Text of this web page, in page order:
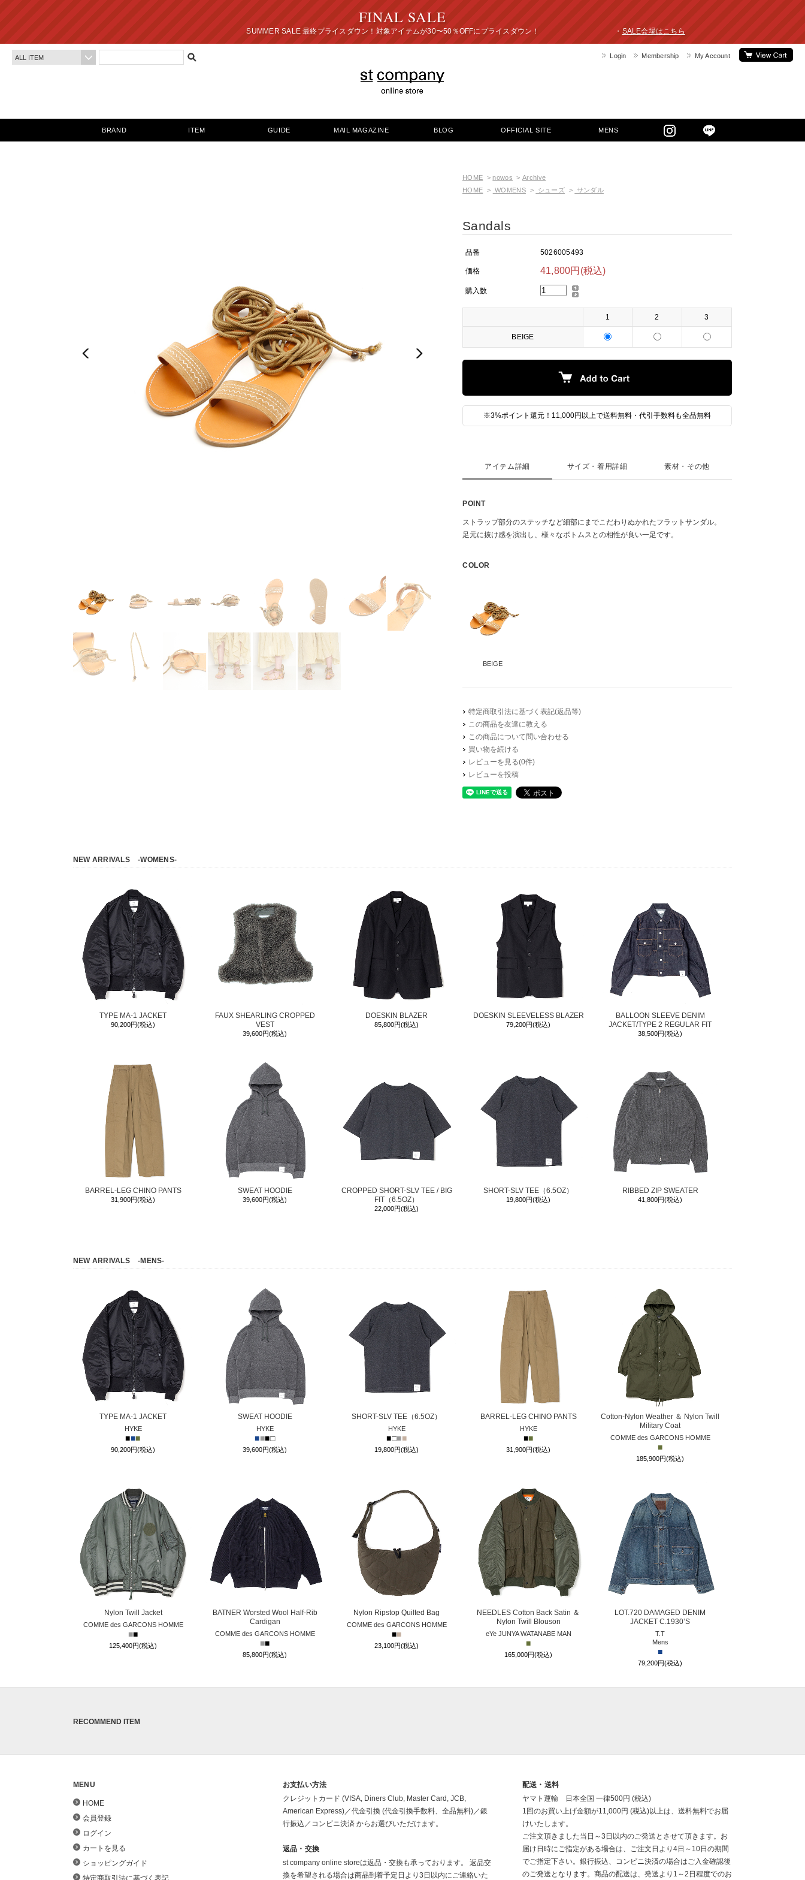
FINAL SALE
SUMMER SALE 最終プライスダウン！対象アイテムが30〜50％OFFにプライスダウン！ ・ SALE会場はこちら
My Account
Membership
Login
BRAND ITEM GUIDE MAIL MAGAZINE BLOG OFFICIAL SITE MENS
Previous Next
HOME >nowos > Archive
HOME > WOMENS> シューズ> サンダル
Sandals
品番 5026005493
価格 41,800円(税込)
購入数
1 2 3
BEIGE
※3%ポイント還元！11,000円以上で送料無料・代引手数料も全品無料
アイテム詳細
POINT
ストラップ部分のステッチなど細部にまでこだわりぬかれたフラットサンダル。
足元に抜け感を演出し、様々なボトムスとの相性が良い一足です。
COLOR
BEIGE
サイズ・着用詳細 素材・その他
特定商取引法に基づく表記(返品等)
この商品を友達に教える
この商品について問い合わせる
買い物を続ける
レビューを見る(0件)
レビューを投稿
NEW ARRIVALS -WOMENS-
TYPE MA-1 JACKET
90,200円(税込)
FAUX SHEARLING CROPPED
VEST
39,600円(税込)
DOESKIN BLAZER
85,800円(税込)
DOESKIN SLEEVELESS BLAZER
79,200円(税込)
BALLOON SLEEVE DENIM
JACKET/TYPE 2 REGULAR FIT
38,500円(税込)
BARREL-LEG CHINO PANTS
31,900円(税込)
SWEAT HOODIE
39,600円(税込)
CROPPED SHORT-SLV TEE / BIG
FIT（6.5OZ）
22,000円(税込)
SHORT-SLV TEE（6.5OZ）
19,800円(税込)
RIBBED ZIP SWEATER
41,800円(税込)
NEW ARRIVALS -MENS-
TYPE MA-1 JACKET
HYKE
■■■
90,200円(税込)
SWEAT HOODIE
HYKE
■■■□
39,600円(税込)
SHORT-SLV TEE（6.5OZ）
HYKE
■□■■
19,800円(税込)
BARREL-LEG CHINO PANTS
HYKE
■■
31,900円(税込)
Cotton-Nylon Weather ＆ Nylon Twill
Military Coat
COMME des GARCONS HOMME
■
185,900円(税込)
Nylon Twill Jacket
COMME des GARCONS HOMME
■■
125,400円(税込)
BATNER Worsted Wool Half-Rib
Cardigan
COMME des GARCONS HOMME
■■
85,800円(税込)
Nylon Ripstop Quilted Bag
COMME des GARCONS HOMME
■■
23,100円(税込)
NEEDLES Cotton Back Satin ＆
Nylon Twill Blouson
eYe JUNYA WATANABE MAN
■
165,000円(税込)
LOT.720 DAMAGED DENIM
JACKET C.1930’S
T.T
Mens
■
79,200円(税込)
RECOMMEND ITEM
MENU
HOME
会員登録
ログイン
カートを見る
ショッピングガイド
特定商取引法に基づく表記
お支払い方法
クレジットカード (VISA, Diners Club, Master Card, JCB,
American Express)／代金引換 (代金引換手数料、全品無料)／銀
行振込／コンビニ決済 からお選びいただけます。
返品・交換
st company online storeは返品・交換も承っております。 返品交
換を希望される場合は商品到着予定日より3日以内にご連絡いた
配送・送料
ヤマト運輸 日本全国 一律500円 (税込)
1回のお買い上げ金額が11,000円 (税込)以上は、送料無料でお届
けいたします。
ご注文頂きました当日～3日以内のご発送とさせて頂きます。お
届け日時にご指定がある場合は、ご注文日より4日～10日の期間
でご指定下さい。銀行振込、コンビニ決済の場合はご入金確認後
のご発送となります。商品の配送は、発送より1～2日程度でのお